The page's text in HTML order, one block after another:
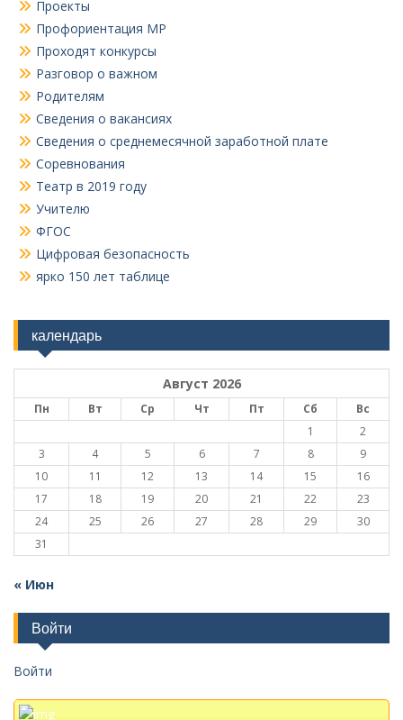
Проекты
Профориентация МР
Проходят конкурсы
Разговор о важном
Родителям
Сведения о вакансиях
Сведения о среднемесячной заработной плате
Соревнования
Театр в 2019 году
Учителю
ФГОС
Цифровая безопасность
ярко 150 лет таблице
календарь
Август 2026
Пн Вт Ср Чт Пт Сб
Вс
1
2
3
4 5 6 7 8
9
10
11 12 13 14 15
16
17
18 19 20 21 22
23
24
25 26 27 28 29
30
31
« Июн
Войти
Войти